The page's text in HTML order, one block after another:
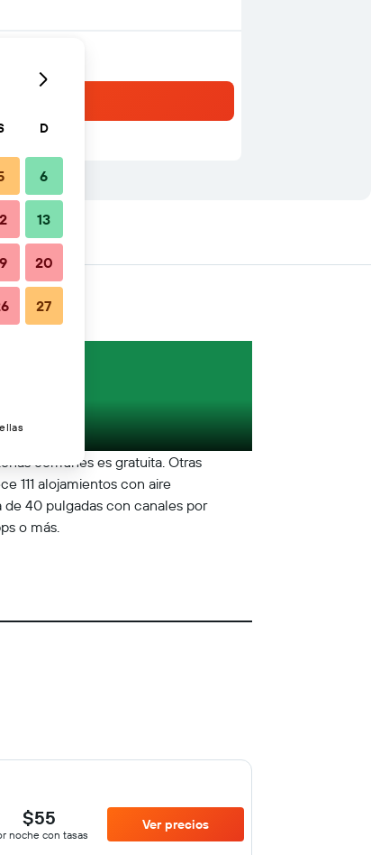
comunes es gratuita. Otras
111 alojamientos con aire
40 pulgadas con canales por
o más.
$55
noche con tasas
Ver precios
D
6
13
20
27